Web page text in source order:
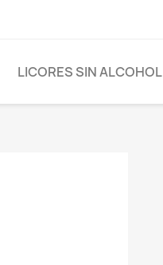
LICORES SIN ALCOHOL